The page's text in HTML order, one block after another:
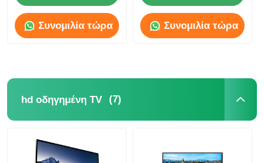
Συνομιλία τώρα Συνομιλία τώρα
hd οδηγημένη TV (7)